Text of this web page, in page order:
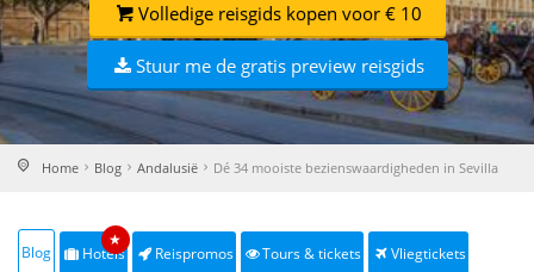
Volledige reisgids kopen voor € 10
Stuur me de gratis preview reisgids
Home Blog Andalusië Dé 34 mooiste bezienswaardigheden in Sevilla
Blog Hotels
★
Reispromos Tours & tickets Vliegtickets